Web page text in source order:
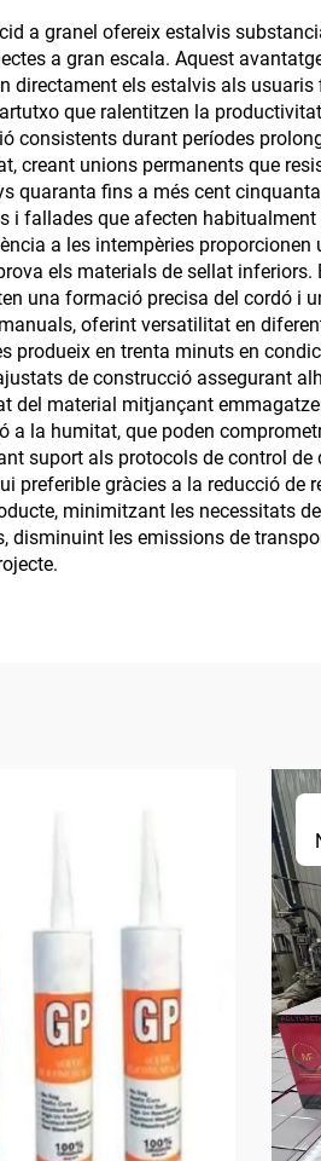
fuites
fort,
a granel ofereix estalvis
a gran escala. Aquest
directament els estalvis als
que ralentitzen la
consistents durant períodes
creant unions permanents que
quaranta fins a més cent
i fallades que afecten
a les intempèries
els materials de sellat
una formació precisa del cordó i
oferint versatilitat en
produeix en trenta minuts en
de construcció assegurant
del material mitjançant
a la humitat, que poden
suport als protocols de control
preferible gràcies a la reducció
minimitzant les necessitats
disminuint les emissions de